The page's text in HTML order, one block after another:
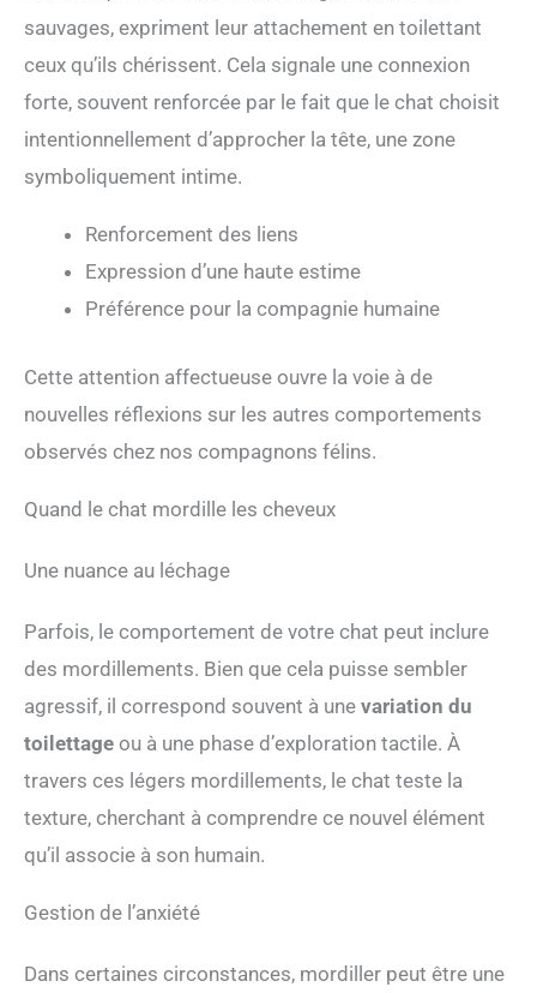
sauvages, expriment leur attachement en toilettant
ceux qu’ils chérissent. Cela signale une connexion
forte, souvent renforcée par le fait que le chat choisit
intentionnellement d’approcher la tête, une zone
symboliquement intime.
Renforcement des liens
Expression d’une haute estime
Préférence pour la compagnie humaine
Cette attention affectueuse ouvre la voie à de
nouvelles réflexions sur les autres comportements
observés chez nos compagnons félins.
Quand le chat mordille les cheveux
Une nuance au léchage
Parfois, le comportement de votre chat peut inclure
des mordillements. Bien que cela puisse sembler
agressif, il correspond souvent à une variation du
toilettage ou à une phase d’exploration tactile. À
travers ces légers mordillements, le chat teste la
texture, cherchant à comprendre ce nouvel élément
qu’il associe à son humain.
Gestion de l’anxiété
Dans certaines circonstances, mordiller peut être une